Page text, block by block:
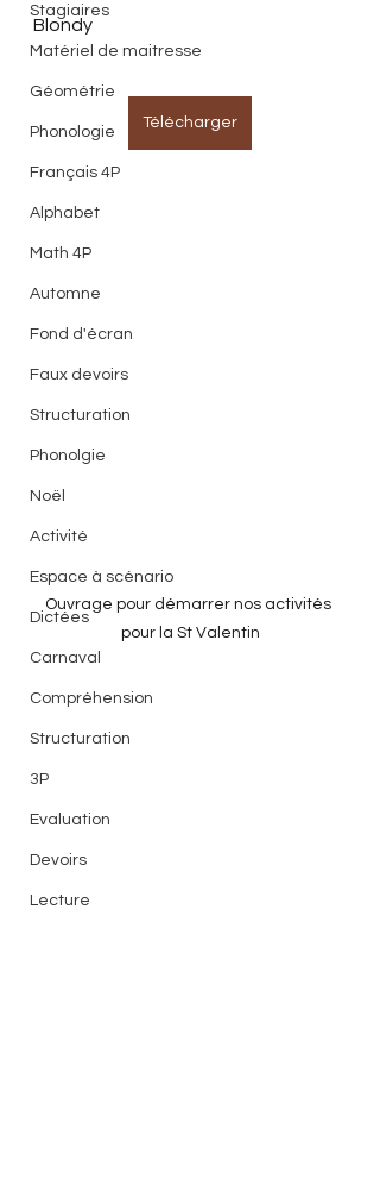
Stagiaires
Matériel de maitresse
Géométrie
Phonologie
Français 4P
Alphabet
Math 4P
Automne
Fond d'écran
Faux devoirs
Structuration
Phonolgie
Noël
Activité
Espace à scénario
Dictées
Carnaval
Compréhension
Structuration
3P
Evaluation
Devoirs
Lecture
Blondy
Télécharger
Ouvrage pour démarrer nos activités
pour la St Valentin